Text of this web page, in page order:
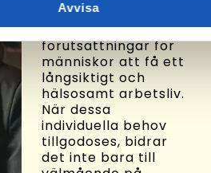
Avvisa
eftersträvar att
skapa goda
förutsättningar för
människor att få ett
långsiktigt och
hälsosamt arbetsliv.
När dessa
individuella behov
tillgodoses, bidrar
det inte bara till